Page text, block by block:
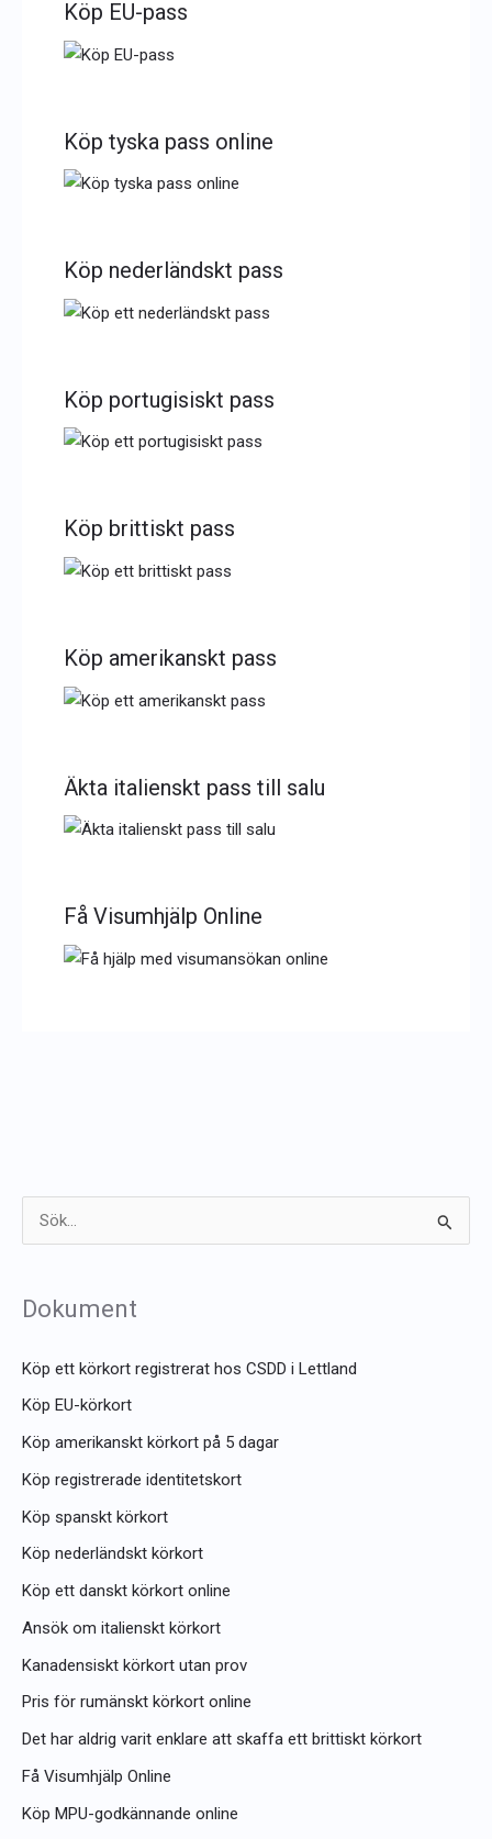
f
:
Dokument
Köp ett körkort registrerat hos CSDD i Lettland
Köp EU-körkort
Köp amerikanskt körkort på 5 dagar
Köp registrerade identitetskort
Köp spanskt körkort
Köp nederländskt körkort
Köp ett danskt körkort online
Ansök om italienskt körkort
Kanadensiskt körkort utan prov
Pris för rumänskt körkort online
Det har aldrig varit enklare att skaffa ett brittiskt körkort
Få Visumhjälp Online
Köp MPU-godkännande online
Köp EU-pass
Köp tyska pass online
Köp nederländskt pass
Köp portugisiskt pass
Köp brittiskt pass
Köp amerikanskt pass
Äkta italienskt pass till salu
Få Visumhjälp Online